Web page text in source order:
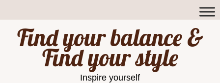
Find your balance &
Find your style
Inspire yourself